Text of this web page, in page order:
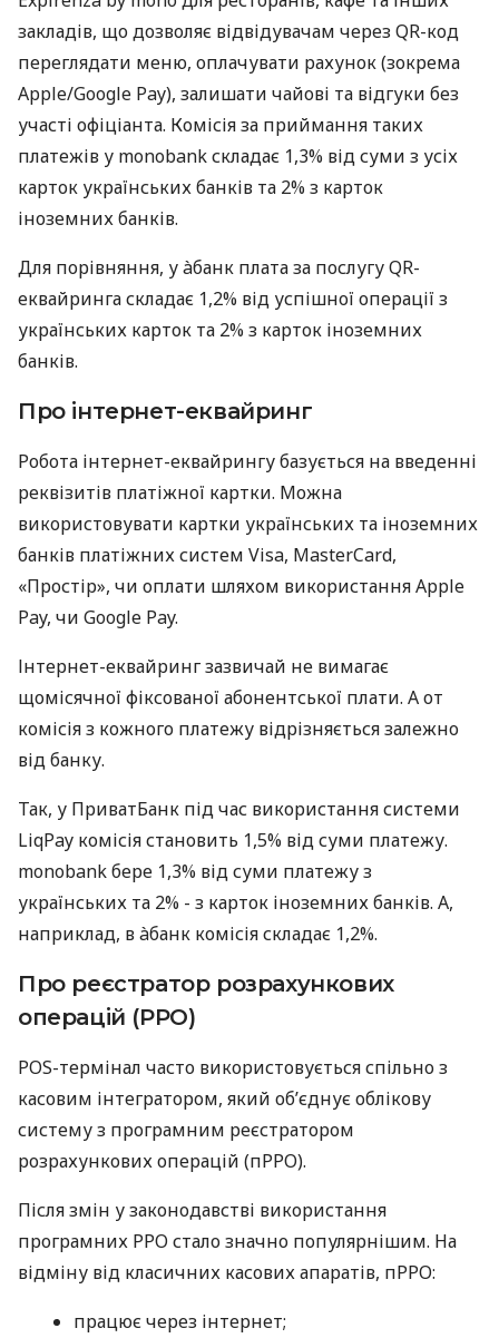
закладів, що дозволяє відвідувачам через QR-код
переглядати меню, оплачувати рахунок (зокрема
Apple/Google Pay), залишати чайові та відгуки без
участі офіціанта. Комісія за приймання таких
платежів у monobank складає 1,3% від суми з усіх
карток українських банків та 2% з карток
іноземних банків.
Для порівняння, у àбанк плата за послугу QR-
еквайринга складає 1,2% від успішної операції з
українських карток та 2% з карток іноземних
банків.
Про інтернет-еквайринг
Робота інтернет-еквайрингу базується на введенні
реквізитів платіжної картки. Можна
використовувати картки українських та іноземних
банків платіжних систем Visa, MasterCard,
«Простір», чи оплати шляхом використання Apple
Pay, чи Google Pay.
Інтернет-еквайринг зазвичай не вимагає
щомісячної фіксованої абонентської плати. А от
комісія з кожного платежу відрізняється залежно
від банку.
Так, у ПриватБанк під час використання системи
LiqPay комісія становить 1,5% від суми платежу.
monobank бере 1,3% від суми платежу з
українських та 2% - з карток іноземних банків. А,
наприклад, в àбанк комісія складає 1,2%.
Про реєстратор розрахункових
операцій (РРО)
POS-термінал часто використовується спільно з
касовим інтегратором, який об’єднує облікову
систему з програмним реєстратором
розрахункових операцій (пРРО).
Після змін у законодавстві використання
програмних РРО стало значно популярнішим. На
відміну від класичних касових апаратів, пРРО:
працює через інтернет;